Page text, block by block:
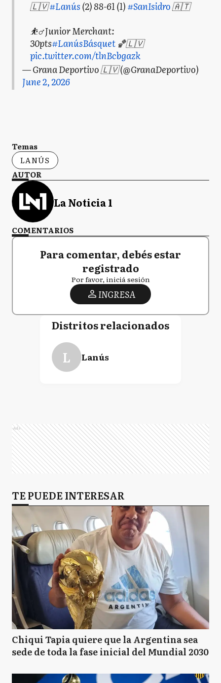
🇱🇻#Lanús(2) 88-61 (1)#SanIsidro🇦🇹
⛹️‍♂️ Junior Merchant:
30pts#LanúsBásquet 🏀🇱🇻
pic.twitter.com/tlnBcbgazk
— Grana Deportivo 🇱🇻 (@GranaDeportivo)
June 2, 2026
Temas
LANÚS
AUTOR
La Noticia 1
COMENTARIOS
Para comentar, debés estar
registrado
Por favor, iniciá sesión
INGRESA
Distritos relacionados
L Lanús
Ads
TE PUEDE INTERESAR
Chiqui Tapia quiere que la Argentina sea
sede de toda la fase inicial del Mundial 2030